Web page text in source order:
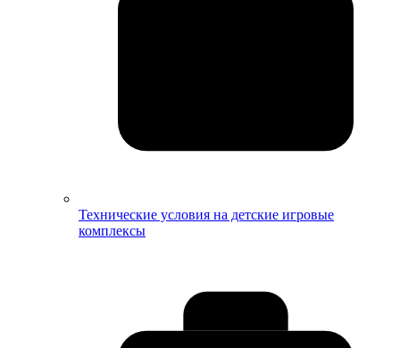
Технические условия на детские игровые
комплексы